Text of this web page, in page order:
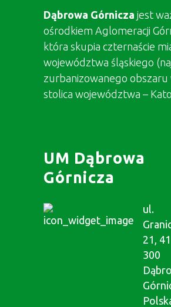
Dąbrowa Górnicza jest
ośrodkiem Aglomeracji
która skupia czternaście
województwa śląskiego
zurbanizowanego obszaru
stolica województwa –
UM Dąbrowa
Górnicza
ul.
21,
300